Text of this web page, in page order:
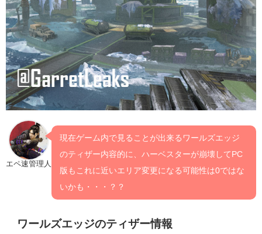
エペ速管理人
現在ゲーム内で見ることが出来るワールズエッジ
のティザー内容的に、ハーベスターが崩壊してPC
版もこれに近いエリア変更になる可能性は0ではな
いかも・・・？？
ワールズエッジのティザー情報